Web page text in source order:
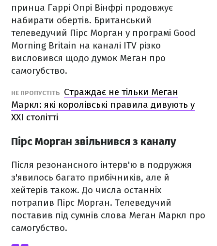
принца Гаррі Опрі Вінфрі продовжує
набирати обертів. Британський
телеведучий Пірс Морган у програмі Good
Morning Britain на каналі ITV різко
висловився щодо думок Меган про
самогубство.
НЕ ПРОПУСТІТЬ
Страждає не тільки Меган
Маркл: які королівські правила дивують у
XXI столітті
Пірс Морган звільнився з каналу
Після резонансного інтерв'ю в подружжя
з'явилось багато прибічників, але й
хейтерів також. До числа останніх
потрапив Пірс Морган. Телеведучий
поставив під сумнів слова Меган Маркл про
самогубство.